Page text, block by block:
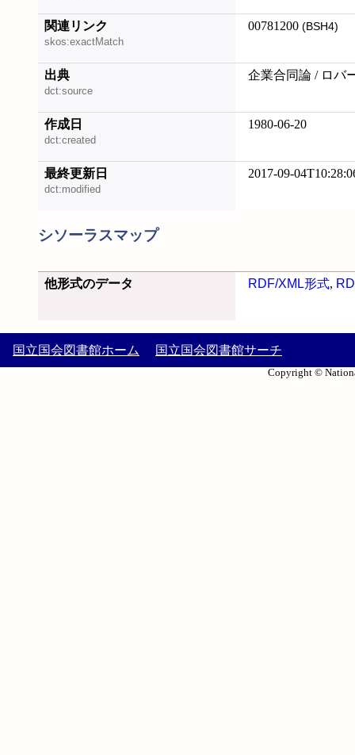
関連リンク
skos:exactMatch
00781200 (BSH4)
出典
dct:source
企業合同論 / ロバ
作成日
dct:created
1980-06-20
最終更新日
dct:modified
2017-09-
シソーラスマップ
他形式のデータ RDF/XML形式,
国立国会図書館ホーム 国立国会図書館サーチ
Copyright ©